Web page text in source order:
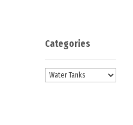
Categories